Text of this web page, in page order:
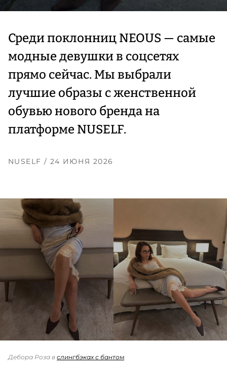
Среди поклонниц NEOUS — самые
модные девушки в соцсетях
прямо сейчас. Мы выбрали
лучшие образы с женственной
обувью нового бренда на
платформе NUSELF.
NUSELF / 24 ИЮНЯ 2026
Дебора Роза в слингбэках с бантом.